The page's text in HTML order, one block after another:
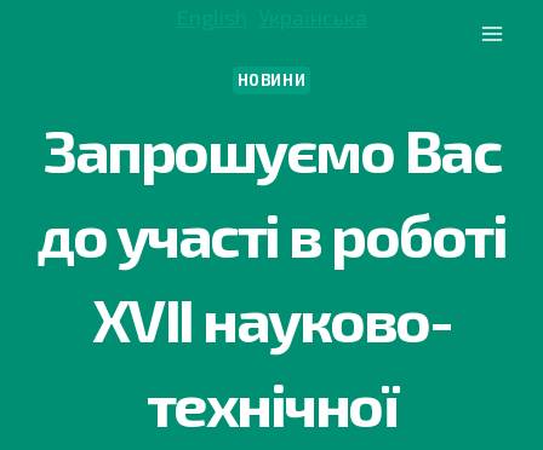
НОВИНИ
Запрошуємо Вас
до участі в роботі
ХVІI науково-
технічної